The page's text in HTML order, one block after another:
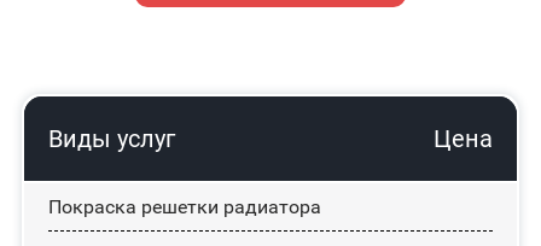
Виды услуг Цена
Покраска решетки радиатора